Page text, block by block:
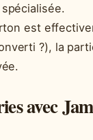
est
?), la
avec